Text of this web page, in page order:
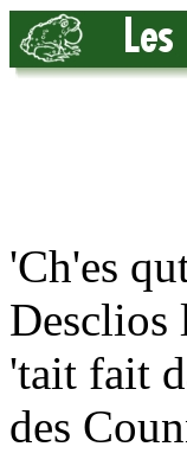
'Ch'es
Desclios
'tait fait
des